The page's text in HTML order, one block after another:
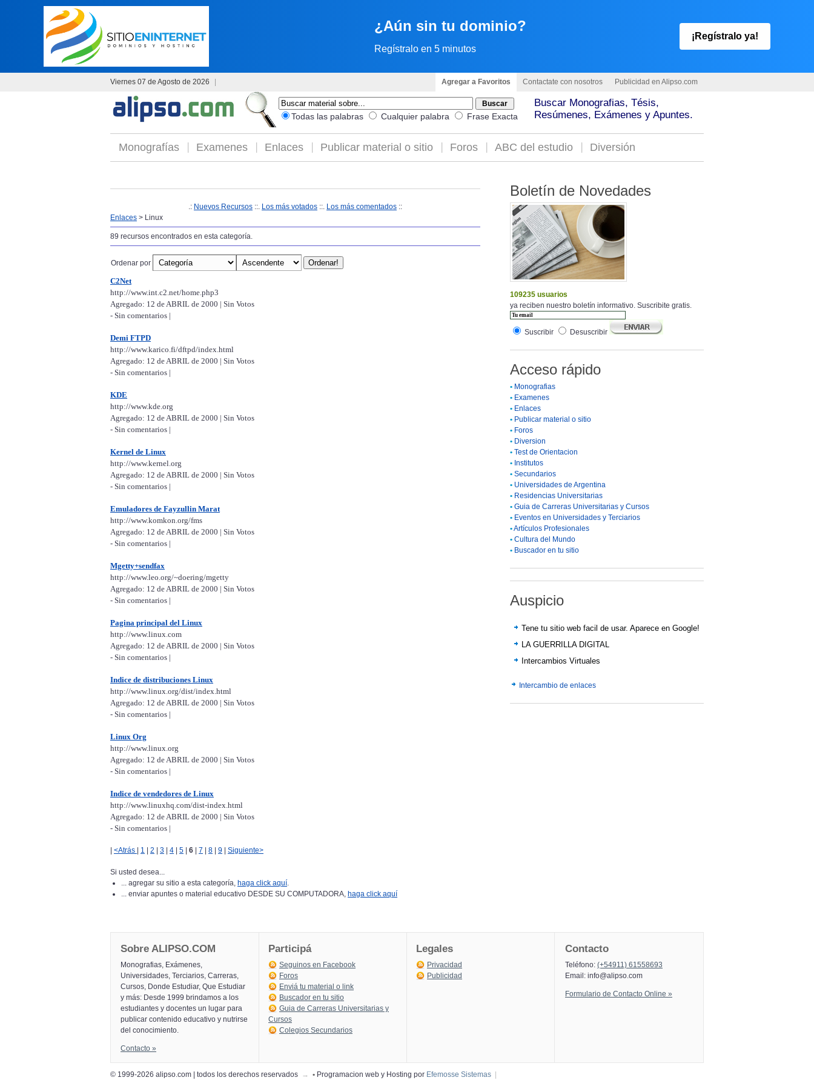
¿Aún sin tu dominio?
Regístralo en 5 minutos
¡Regístralo ya!
Viernes 07 de Agosto de 2026 Agregar a Favoritos Contactate con nosotros Publicidad en Alipso.com
Todas las palabras Cualquier palabra Frase Exacta
Buscar Monografias, Tésis,
Resúmenes, Exámenes y Apuntes.
Monografías Examenes Enlaces Publicar material o sitio Foros ABC del estudio Diversión
.: Nuevos Recursos ::. Los más votados ::. Los más comentados ::
Enlaces > Linux
89 recursos encontrados en esta categoría.
Ordenar por
C2Net
http://www.int.c2.net/home.php3
Agregado: 12 de ABRIL de 2000 | Sin Votos
- Sin comentarios |
Demi FTPD
http://www.karico.fi/dftpd/index.html
Agregado: 12 de ABRIL de 2000 | Sin Votos
- Sin comentarios |
KDE
http://www.kde.org
Agregado: 12 de ABRIL de 2000 | Sin Votos
- Sin comentarios |
Kernel de Linux
http://www.kernel.org
Agregado: 12 de ABRIL de 2000 | Sin Votos
- Sin comentarios |
Emuladores de Fayzullin Marat
http://www.komkon.org/fms
Agregado: 12 de ABRIL de 2000 | Sin Votos
- Sin comentarios |
Mgetty+sendfax
http://www.leo.org/~doering/mgetty
Agregado: 12 de ABRIL de 2000 | Sin Votos
- Sin comentarios |
Pagina principal del Linux
http://www.linux.com
Agregado: 12 de ABRIL de 2000 | Sin Votos
- Sin comentarios |
Indice de distribuciones Linux
http://www.linux.org/dist/index.html
Agregado: 12 de ABRIL de 2000 | Sin Votos
- Sin comentarios |
Linux Org
http://www.linux.org
Agregado: 12 de ABRIL de 2000 | Sin Votos
- Sin comentarios |
Indice de vendedores de Linux
http://www.linuxhq.com/dist-index.html
Agregado: 12 de ABRIL de 2000 | Sin Votos
- Sin comentarios |
<Atrás 1 2 3 4 5 6 7 8 9 Siguiente>
Si usted desea...
... agregar su sitio a esta categoría, haga click aquí.
... enviar apuntes o material educativo DESDE SU COMPUTADORA, haga click aquí
Boletín de Novedades
109235 usuarios
ya reciben nuestro boletín informativo. Suscribite gratis.
Suscribir Desuscribir
Acceso rápido
• Monografias
• Examenes
• Enlaces
• Publicar material o sitio
• Foros
• Diversion
• Test de Orientacion
• Institutos
• Secundarios
• Universidades de Argentina
• Residencias Universitarias
• Guia de Carreras Universitarias y Cursos
• Eventos en Universidades y Terciarios
•Artículos Profesionales
• Cultura del Mundo
• Buscador en tu sitio
Auspicio
Tene tu sitio web facil de usar. Aparece en Google!
LA GUERRILLA DIGITAL
Intercambios Virtuales
Intercambio de enlaces
Sobre ALIPSO.COM
Monografias, Exámenes,
Universidades, Terciarios, Carreras,
Cursos, Donde Estudiar, Que Estudiar
y más: Desde 1999 brindamos a los
estudiantes y docentes un lugar para
publicar contenido educativo y nutrirse
del conocimiento.
Contacto »
Participá
Seguinos en Facebook
Foros
Enviá tu material o link
Buscador en tu sitio
Guia de Carreras Universitarias y
Cursos
Colegios Secundarios
Legales
Privacidad
Publicidad
Contacto
Teléfono: (+54911) 61558693
Email: info@alipso.com
Formulario de Contacto Online »
© 1999-2026 alipso.com | todos los derechos reservados → • Programacion web y Hosting por Efemosse Sistemas